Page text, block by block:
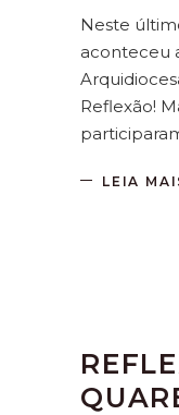
Neste
aconteceu
Reflexão!
LEIA